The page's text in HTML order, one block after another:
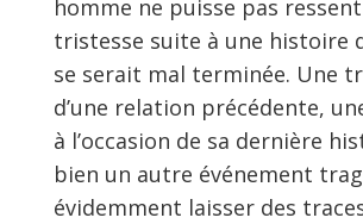
homme ne puisse pas
tristesse suite à une histoire
se serait mal terminée. Une
d’une relation précédente,
à l’occasion de sa dernière
bien un autre événement
évidemment laisser des